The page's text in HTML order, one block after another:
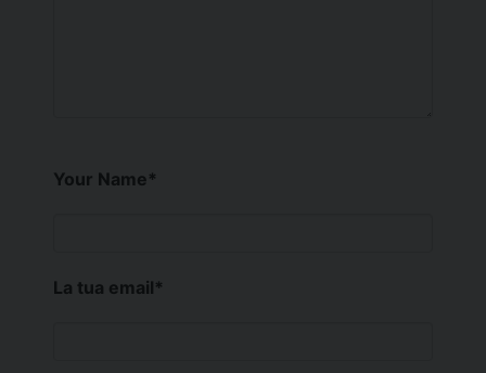
Your Name*
La tua email*